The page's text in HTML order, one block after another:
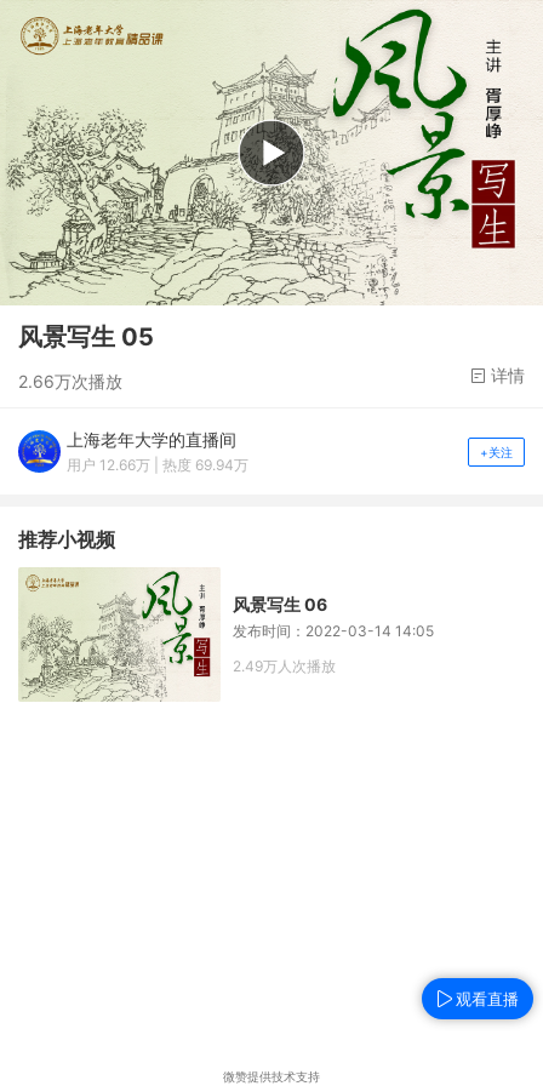
风景写生 05
2.66万次播放 详情
上海老年大学的直播间
用户 12.66万 | 热度 69.94万
+关注
推荐小视频
风景写生 06
发布时间：2022-03-14 14:05
2.49万人次播放
微赞提供技术支持
观看直播